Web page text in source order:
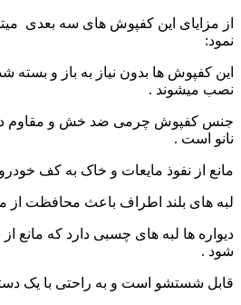
از مزایای این کفپوش های سه بعدی
نمود:
این کفپوش ها بدون نیاز به باز و
نصب میشوند .
جنس کفپوش چرمی ضد خش و مقاوم در
نانو است .
مانع از نفوذ مایعات و خاک به کف
لبه های بلند اطراف باعث محافظت از
دیواره ها لبه های چسبی دارد که مانع
شود .
قابل شستشو است و به راحتی با یک